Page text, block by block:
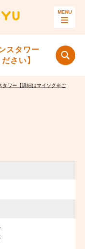
スタワー
さい】
タワー【詳細はマイソク※ご